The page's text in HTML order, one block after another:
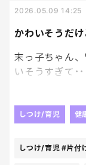
かわいそうだ
2026.05.09 14:25
末っ子ちゃん
いそうすぎて･･
うちの末っ子
るようで、食
から量を抑え
しつけ/育児 健
しつけ/育児 #片付